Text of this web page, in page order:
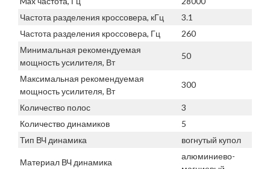
Частота разделения кроссовера, кГц
3.1
Частота разделения кроссовера, Гц
260
Минимальная рекомендуемая
мощность усилителя, Вт
50
Максимальная рекомендуемая
мощность усилителя, Вт
300
Количество полос
3
Количество динамиков
5
Тип ВЧ динамика
вогнутый купол
Материал ВЧ динамика
алюминиево-